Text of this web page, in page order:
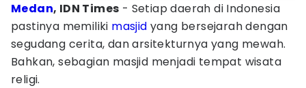
Medan, IDN Times - Setiap daerah di Indonesia
pastinya memiliki masjid yang bersejarah dengan
segudang cerita, dan arsitekturnya yang mewah.
Bahkan, sebagian masjid menjadi tempat wisata
religi.